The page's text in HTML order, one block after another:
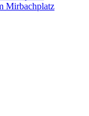
Mirbachplatz